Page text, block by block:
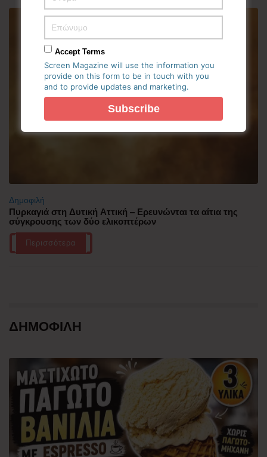
Δημοφιλή
Πυρκαγιά στη Δυτική Αττική – Ερευνώνται τα αίτια της
σύγκρουσης των δύο ελικοπτέρων
Περισσότερα
ΔΗΜΟΦΙΛΗ
Accept Terms
Screen Magazine will use the information you
provide on this form to be in touch with you
and to provide updates and marketing.